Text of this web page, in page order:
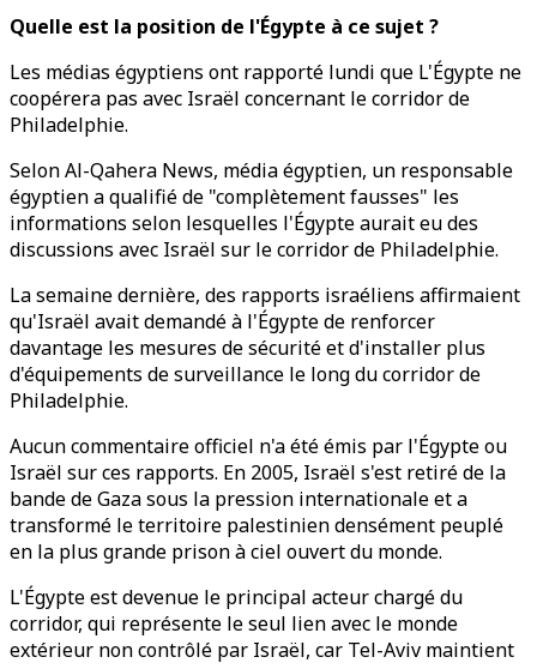
Quelle est la position de l'Égypte à ce sujet ?
Les médias égyptiens ont rapporté lundi que L'Égypte ne
coopérera pas avec Israël concernant le corridor de
Philadelphie.
Selon Al-Qahera News, média égyptien, un responsable
égyptien a qualifié de "complètement fausses" les
informations selon lesquelles l'Égypte aurait eu des
discussions avec Israël sur le corridor de Philadelphie.
La semaine dernière, des rapports israéliens affirmaient
qu'Israël avait demandé à l'Égypte de renforcer
davantage les mesures de sécurité et d'installer plus
d'équipements de surveillance le long du corridor de
Philadelphie.
Aucun commentaire officiel n'a été émis par l'Égypte ou
Israël sur ces rapports. En 2005, Israël s'est retiré de la
bande de Gaza sous la pression internationale et a
transformé le territoire palestinien densément peuplé
en la plus grande prison à ciel ouvert du monde.
L'Égypte est devenue le principal acteur chargé du
corridor, qui représente le seul lien avec le monde
extérieur non contrôlé par Israël, car Tel-Aviv maintient